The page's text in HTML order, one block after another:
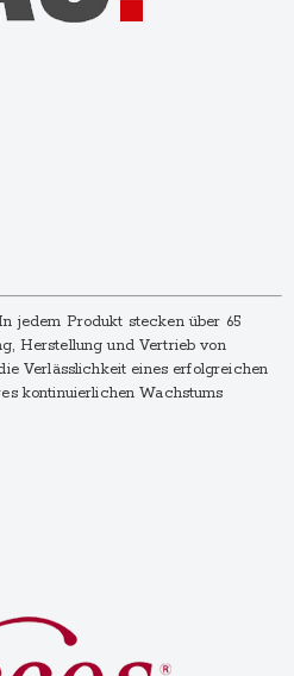
jedem Produkt stecken über 65
Herstellung und Vertrieb von
Verlässlichkeit eines erfolgreichen
kontinuierlichen Wachstums